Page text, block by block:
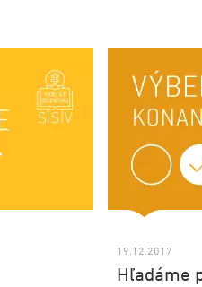
aktivitách
19.12.2017
Hľadáme